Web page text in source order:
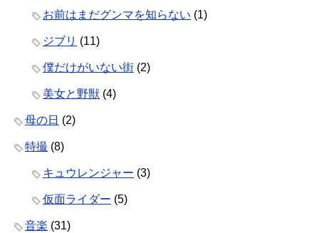
お前はまだグンマを知らない (1)
ジブリ (11)
僕だけがいない街 (2)
美女と野獣 (4)
母の日 (2)
特撮 (8)
キュウレンジャー (3)
仮面ライダー (5)
音楽 (31)